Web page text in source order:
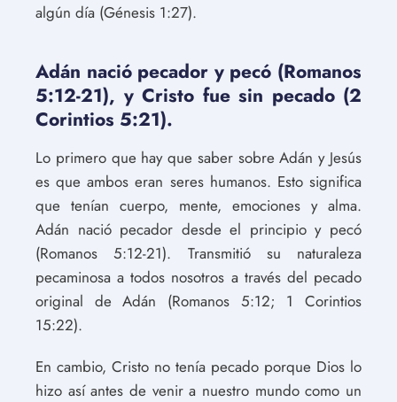
algún día (Génesis 1:27).
Adán nació pecador y pecó (Romanos
5:12-21), y Cristo fue sin pecado (2
Corintios 5:21).
Lo primero que hay que saber sobre Adán y Jesús
es que ambos eran seres humanos. Esto significa
que tenían cuerpo, mente, emociones y alma.
Adán nació pecador desde el principio y pecó
(Romanos 5:12-21). Transmitió su naturaleza
pecaminosa a todos nosotros a través del pecado
original de Adán (Romanos 5:12; 1 Corintios
15:22).
En cambio, Cristo no tenía pecado porque Dios lo
hizo así antes de venir a nuestro mundo como un